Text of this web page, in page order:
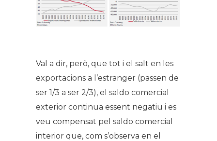
Val a dir, però, que tot i el salt en les
exportacions a l’estranger (passen de
ser 1/3 a ser 2/3), el saldo comercial
exterior continua essent negatiu i es
veu compensat pel saldo comercial
interior que, com s’observa en el